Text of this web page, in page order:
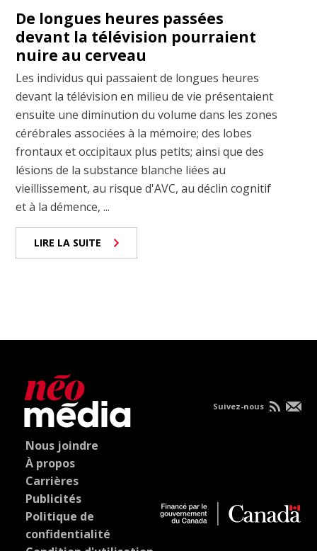
De longues heures passées
devant la télévision pourraient
nuire au cerveau
Les individus qui passaient de longues heures
devant la télévision en milieu de vie présentaient
ensuite une diminution du volume dans les zones
cérébrales associées à la mémoire; des lobes
frontaux et occipitaux plus petits; ainsi que des
lésions de la substance blanche liées au
vieillissement, au risque d'AVC, au déclin cognitif
et à la démence, ...
LIRE LA SUITE
Nous joindre
À propos
Carrières
Publicités
Politique de
confidentialité
Suivez-nous